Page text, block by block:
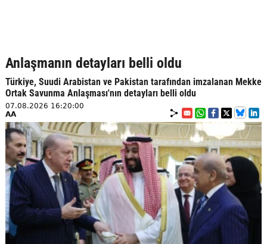
Anlaşmanın detayları belli oldu
Türkiye, Suudi Arabistan ve Pakistan tarafından imzalanan Mekke
Ortak Savunma Anlaşması'nın detayları belli oldu
07.08.2026 16:20:00
AA